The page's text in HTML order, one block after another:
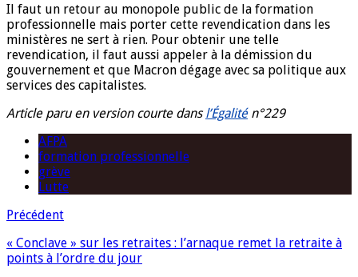
Il faut un retour au monopole public de la formation
professionnelle mais porter cette revendication dans les
ministères ne sert à rien. Pour obtenir une telle
revendication, il faut aussi appeler à la démission du
gouvernement et que Macron dégage avec sa politique aux
services des capitalistes.
Article paru en version courte dans l’Égalitén°229
AFPA
formation professionnelle
grève
Lutte
Précédent
« Conclave » sur les retraites : l’arnaque remet la retraite à
points à l’ordre du jour